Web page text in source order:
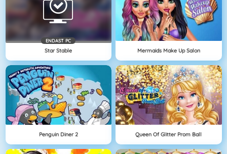
ENDAST PC
Star Stable Mermaids Make Up Salon
Penguin Diner 2 Queen Of Glitter Prom Ball